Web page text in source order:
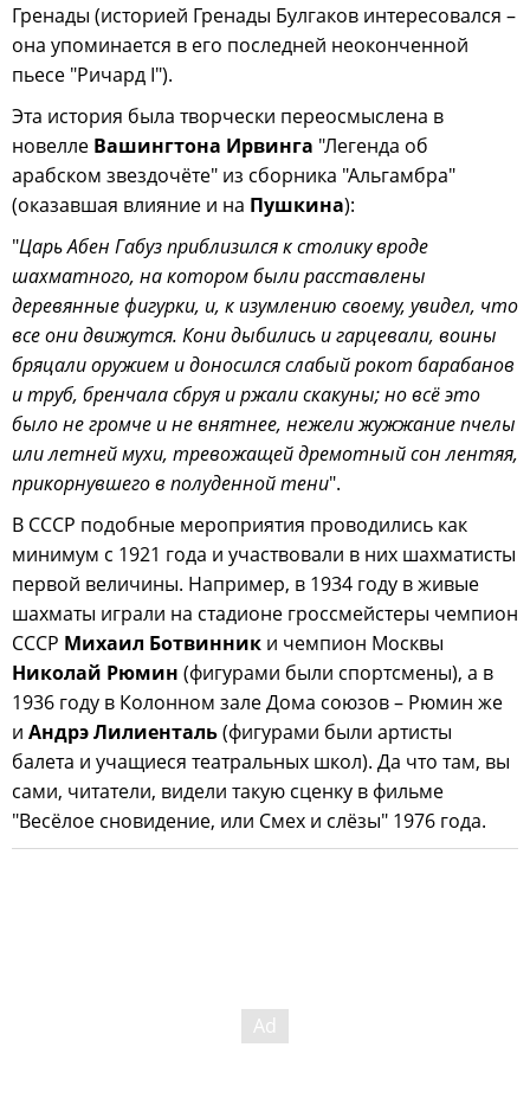
Гренады (историей Гренады Булгаков интересовался –
она упоминается в его последней неоконченной
пьесе "Ричард I").
Эта история была творчески переосмыслена в
новелле Вашингтона Ирвинга "Легенда об
арабском звездочёте" из сборника "Альгамбра"
(оказавшая влияние и на Пушкина):
"Царь Абен Габуз приблизился к столику вроде
шахматного, на котором были расставлены
деревянные фигурки, и, к изумлению своему, увидел, что
все они движутся. Кони дыбились и гарцевали, воины
бряцали оружием и доносился слабый рокот барабанов
и труб, бренчала сбруя и ржали скакуны; но всё это
было не громче и не внятнее, нежели жужжание пчелы
или летней мухи, тревожащей дремотный сон лентяя,
прикорнувшего в полуденной тени".
В СССР подобные мероприятия проводились как
минимум с 1921 года и участвовали в них шахматисты
первой величины. Например, в 1934 году в живые
шахматы играли на стадионе гроссмейстеры чемпион
СССР Михаил Ботвинник и чемпион Москвы
Николай Рюмин (фигурами были спортсмены), а в
1936 году в Колонном зале Дома союзов – Рюмин же
и Андрэ Лилиенталь(фигурами были артисты
балета и учащиеся театральных школ). Да что там, вы
сами, читатели, видели такую сценку в фильме
"Весёлое сновидение, или Смех и слёзы" 1976 года.